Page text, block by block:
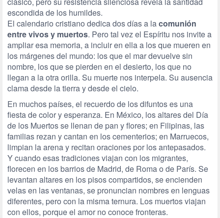
escondida de los humildes.
El calendario cristiano dedica dos días a lacomunión
entre vivos y muertos. Pero tal vez el Espíritu nos invite a
ampliar esa memoria, a incluir en ella a los que mueren en
los márgenes del mundo: los que el mar devuelve sin
nombre, los que se pierden en el desierto, los que no
llegan a la otra orilla. Su muerte nos interpela. Su ausencia
clama desde la tierra y desde el cielo.
En muchos países, el recuerdo de los difuntos es una
fiesta de color y esperanza. En México, los altares del Día
de los Muertos se llenan de pan y flores; en Filipinas, las
familias rezan y cantan en los cementerios; en Marruecos,
limpian la arena y recitan oraciones por los antepasados.
Y cuando esas tradiciones viajan con los migrantes,
florecen en los barrios de Madrid, de Roma o de París. Se
levantan altares en los pisos compartidos, se encienden
velas en las ventanas, se pronuncian nombres en lenguas
diferentes, pero con la misma ternura. Los muertos viajan
con ellos, porque el amor no conoce fronteras.